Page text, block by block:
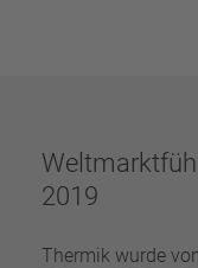
2019
Thermik wurde